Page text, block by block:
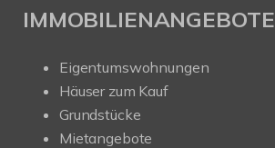
IMMOBILIENANGEBOTE
Eigentumswohnungen
Häuser zum Kauf
Grundstücke
Mietangebote